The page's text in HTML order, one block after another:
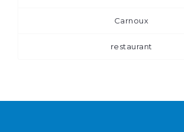
Carnoux
restaurant